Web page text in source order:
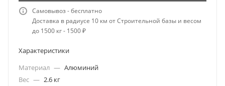
Самовывоз - бесплатно
Доставка в радиусе 10 км от Строительной базы и весом
до 1500 кг - 1500 ₽
Характеристики
Материал — Алюминий
Вес — 2.6 кг